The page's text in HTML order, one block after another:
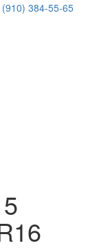
(910) 384-55-65